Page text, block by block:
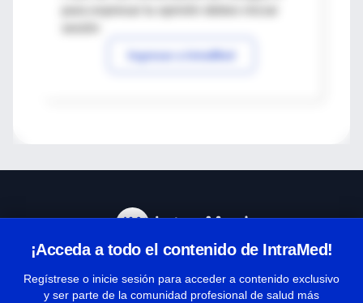
Ingresar a IntraMed
¡Acceda a todo el contenido de IntraMed!
Regístrese o inicie sesión para acceder a contenido exclusivo
y ser parte de la comunidad profesional de salud más